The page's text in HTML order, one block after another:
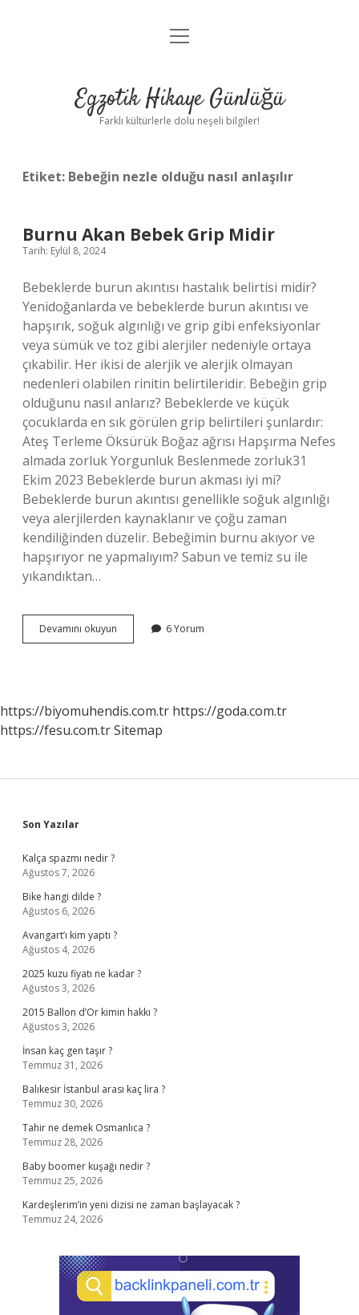
Anasayfa
Yasal Uyarı
menüyü
Egzotik Hikaye Günlüğü
Farklı kültürlerle dolu neşeli bilgiler!
Etiket: Bebeğin nezle olduğu nasıl anlaşılır
Burnu Akan Bebek Grip Midir
Tarih: Eylül 8, 2024
Bebeklerde burun akıntısı hastalık belirtisi midir?
Yenidoğanlarda ve bebeklerde burun akıntısı ve
hapşırık, soğuk algınlığı ve grip gibi enfeksiyonlar
veya sümük ve toz gibi alerjiler nedeniyle ortaya
çıkabilir. Her ikisi de alerjik ve alerjik olmayan
nedenleri olabilen rinitin belirtileridir. Bebeğin grip
olduğunu nasıl anlarız? Bebeklerde ve küçük
çocuklarda en sık görülen grip belirtileri şunlardır:
Ateş Terleme Öksürük Boğaz ağrısı Hapşırma Nefes
almada zorluk Yorgunluk Beslenmede zorluk31
Ekim 2023 Bebeklerde burun akması iyi mi?
Bebeklerde burun akıntısı genellikle soğuk algınlığı
veya alerjilerden kaynaklanır ve çoğu zaman
kendiliğinden düzelir. Bebeğimin burnu akıyor ve
hapşırıyor ne yapmalıyım? Sabun ve temiz su ile
yıkandıktan…
Devamını okuyun
Akan
6 Yorum
https://biyomuhendis.com.tr https://goda.com.tr
https://fesu.com.trSitemap
Sidebar
Son Yazılar
Kalça spazmı nedir ?
Ağustos 7, 2026
Bike hangi dilde ?
Ağustos 6, 2026
Avangart’ı kim yaptı ?
Ağustos 4, 2026
2025 kuzu fiyatı ne kadar ?
Ağustos 3, 2026
2015 Ballon d’Or kimin hakkı ?
Ağustos 3, 2026
İnsan kaç gen taşır ?
Temmuz 31, 2026
Balıkesir İstanbul arası kaç lira ?
Temmuz 30, 2026
Tahir ne demek Osmanlıca ?
Temmuz 28, 2026
Baby boomer kuşağı nedir ?
Temmuz 25, 2026
Kardeşlerim’in yeni dizisi ne zaman başlayacak ?
Temmuz 24, 2026